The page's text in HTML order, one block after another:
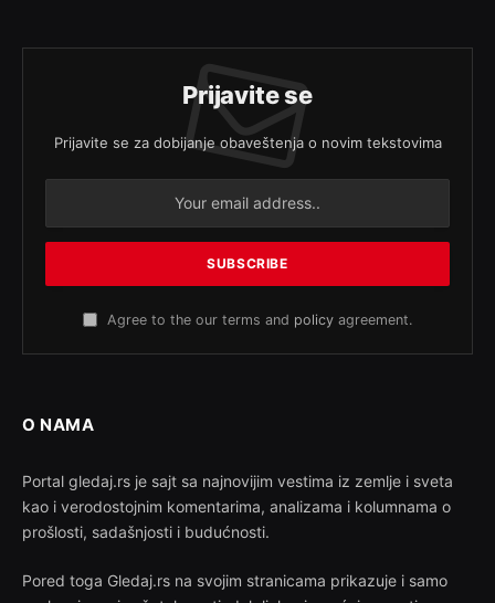
Prijavite se
Prijavite se za dobijanje obaveštenja o novim tekstovima
Agree to the our terms and policy agreement.
O NAMA
Portal gledaj.rs je sajt sa najnovijim vestima iz zemlje i sveta
kao i verodostojnim komentarima, analizama i kolumnama o
prošlosti, sadašnjosti i budućnosti.
Pored toga Gledaj.rs na svojim stranicama prikazuje i samo